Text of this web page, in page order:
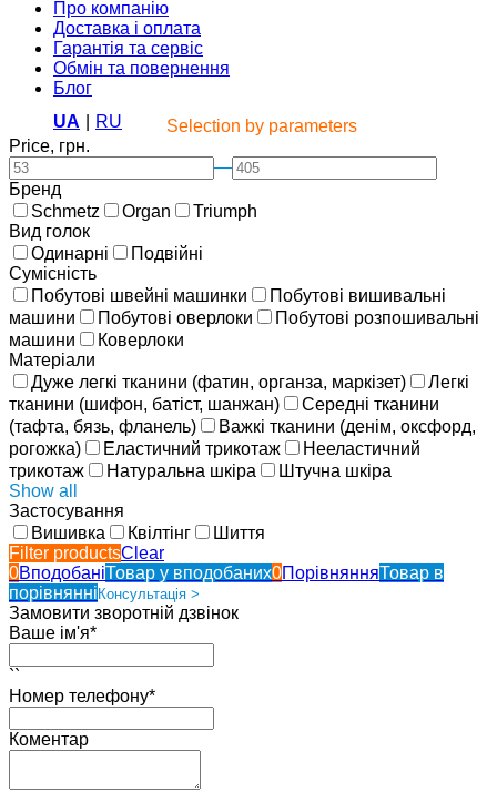
Про компанію
Доставка і оплата
Гарантія та сервіс
Обмін та повернення
Блог
UA
RU
Selection by parameters
Price, грн.
—
Бренд
Schmetz
Organ
Triumph
Вид голок
Одинарні
Подвійні
Сумісність
Побутові швейні машинки
Побутові вишивальні
машини
Побутові оверлоки
Побутові розпошивальні
машини
Коверлоки
Матеріали
Дуже легкі тканини (фатин, органза, маркізет)
Легкі
тканини (шифон, батіст, шанжан)
Середні тканини
(тафта, бязь, фланель)
Важкі тканини (денім, оксфорд,
рогожка)
Еластичний трикотаж
Нееластичний
трикотаж
Натуральна шкіра
Штучна шкіра
Show all
Застосування
Вишивка
Квілтінг
Шиття
Filter productsClear
0ВподобаніТовар у вподобаних0ПорівнянняТовар в
порівнянні Консультація >
Замовити зворотній дзвінок
Ваше ім'я*
``
Номер телефону*
Коментар